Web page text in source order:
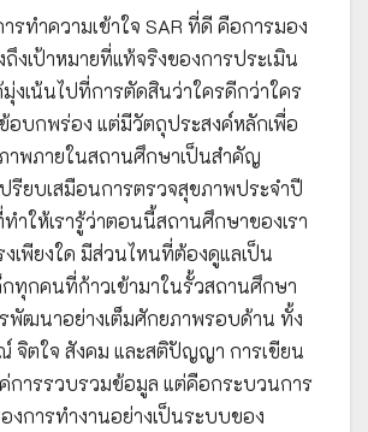
รทำความเข้าใจ SAR ที่ดี คือการมอง
งเป้าหมายที่แท้จริงของการประเมิน
มุ่งเน้นไปที่การตัดสินว่าใครดีกว่าใคร
อบกพร่อง แต่มีวัตถุประสงค์หลักเพื่อ
พภายในสถานศึกษาเป็นสำคัญ
ปรียบเสมือนการตรวจสุขภาพประจำปี
ำให้เรารู้ว่าตอนนี้สถานศึกษาของเรา
เพียงใด มีส่วนไหนที่ต้องดูแลเป็น
กทุกคนที่ก้าวเข้ามาในรั้วสถานศึกษา
พัฒนาอย่างเต็มศักยภาพรอบด้าน ทั้ง
จิตใจ สังคม และสติปัญญา การเขียน
ค่การรวบรวมข้อมูล แต่คือกระบวนการ
การทำงานอย่างเป็นระบบของ